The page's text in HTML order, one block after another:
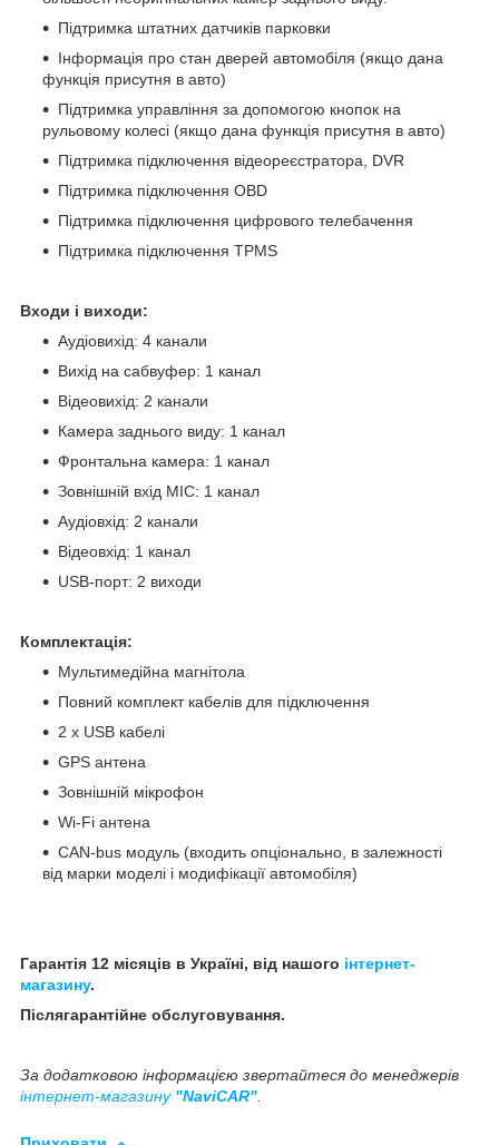
Підтримка штатних датчиків парковки
Інформація про стан дверей автомобіля (якщо дана
функція присутня в авто)
Підтримка управління за допомогою кнопок на
рульовому колесі (якщо дана функція присутня в авто)
Підтримка підключення відеореєстратора, DVR
Підтримка підключення OBD
Підтримка підключення цифрового телебачення
Підтримка підключення TPMS
Входи і виходи:
Аудіовихід: 4 канали
Вихід на сабвуфер: 1 канал
Відеовихід: 2 канали
Камера заднього виду: 1 канал
Фронтальна камера: 1 канал
Зовнішній вхід MIC: 1 канал
Аудіовхід: 2 канали
Відеовхід: 1 канал
USB-порт: 2 виходи
Комплектація:
Мультимедійна магнітола
Повний комплект кабелів для підключення
2 x USB кабелі
GPS антена
Зовнішній мікрофон
Wi-Fi антена
CAN-bus модуль (входить опціонально, в залежності
від марки моделі і модифікації автомобіля)
Гарантія 12 місяців в Україні, від нашого інтернет-
магазину.
Післягарантійне обслуговування.
За додатковою інформацією звертайтеся до менеджерів
інтернет-магазину "NaviCAR".